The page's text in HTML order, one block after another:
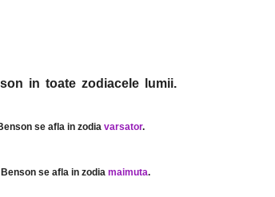
in toate zodiacele lumii.
se afla in zodia varsator.
se afla in zodia maimuta.